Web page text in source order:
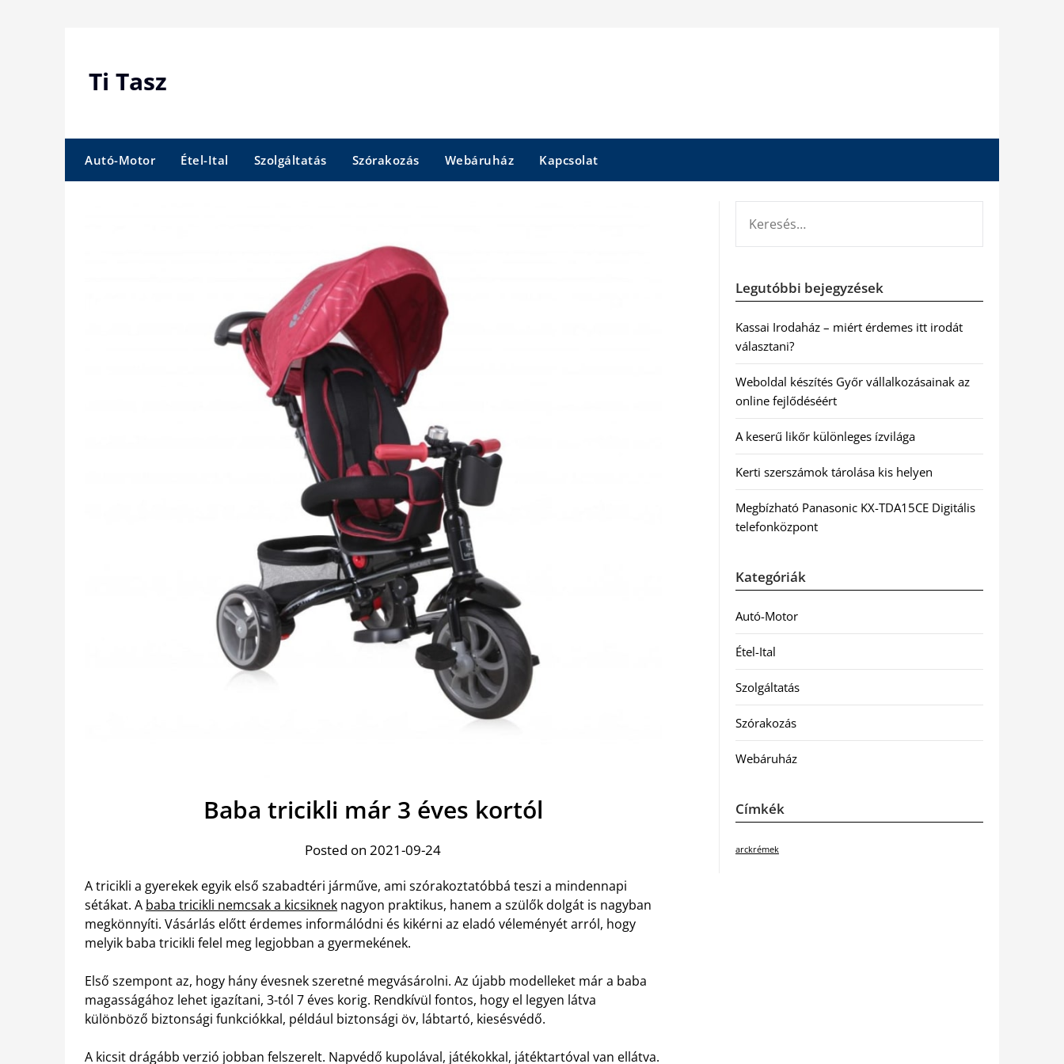
Ti Tasz
Autó-Motor Étel-Ital Szolgáltatás Szórakozás Webáruház Kapcsolat
Baba tricikli már 3 éves kortól
Posted on 2021-09-24
A tricikli a gyerekek egyik első szabadtéri járműve, ami szórakoztatóbbá teszi a mindennapi
sétákat. A baba tricikli nemcsak a kicsiknek nagyon praktikus, hanem a szülők dolgát is nagyban
megkönnyíti. Vásárlás előtt érdemes informálódni és kikérni az eladó véleményét arról, hogy
melyik baba tricikli felel meg legjobban a gyermekének.
Első szempont az, hogy hány évesnek szeretné megvásárolni. Az újabb modelleket már a baba
magasságához lehet igazítani, 3-tól 7 éves korig. Rendkívül fontos, hogy el legyen látva
különböző biztonsági funkciókkal, például biztonsági öv, lábtartó, kiesésvédő.
A kicsit drágább verzió jobban felszerelt. Napvédő kupolával, játékokkal, játéktartóval van ellátva.
Legutóbbi bejegyzések
Kassai Irodaház – miért érdemes itt irodát
választani?
Weboldal készítés Győr vállalkozásainak az
online fejlődéséért
A keserű likőr különleges ízvilága
Kerti szerszámok tárolása kis helyen
Megbízható Panasonic KX-TDA15CE Digitális
telefonközpont
Kategóriák
Autó-Motor
Étel-Ital
Szolgáltatás
Szórakozás
Webáruház
Címkék
arckrémek